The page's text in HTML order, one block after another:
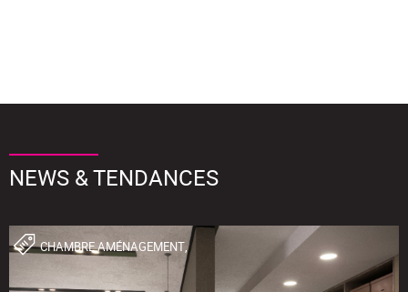
NEWS & TENDANCES
CHAMBRE,AMÉNAGEMENT,